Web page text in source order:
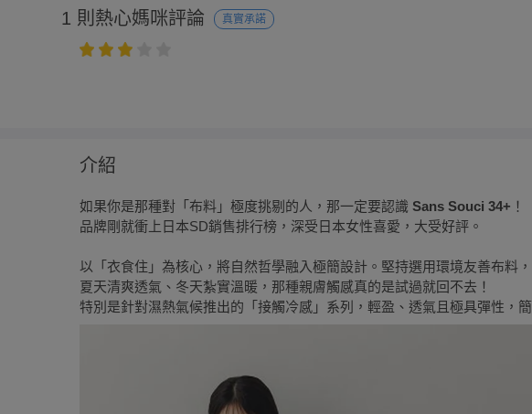
1 則熱心媽咪評論 真實承諾
介紹
如果你是那種對「布料」極度挑剔的人，那一定要認識 Sans Souci 34+ ！
品牌剛就衝上日本SD銷售排行榜，深受日本女性喜愛，大受好評。
以「衣食住」為核心，將自然哲學融入極簡設計。堅持選用環境友善布料，
夏天清爽透氣、冬天紮實溫暖，那種親膚觸感真的是試過就回不去！
特別是針對濕熱氣候推出的「接觸冷感」系列，輕盈、透氣且極具彈性，